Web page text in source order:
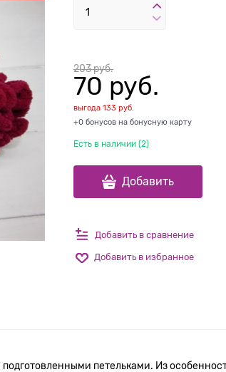
203 руб.
70 руб.
выгода 133 руб.
+0 бонусов на бонусную карту
Есть в наличии (2)
Добавить
Добавить в сравнение
Добавить в избранное
петельками. Из